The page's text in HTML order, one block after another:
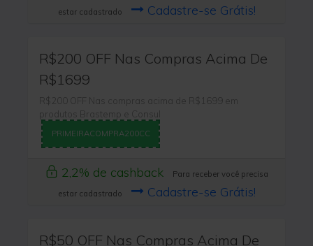
estar cadastrado
Cadastre-se Grátis!
R$200 OFF Nas Compras Acima De
R$1699
R$200 OFF Nas compras acima de R$1699 em
produtos Brastemp e Consul
PRIMEIRACOMPRA200CC
2,2% de cashback
Para receber você precisa
estar cadastrado
Cadastre-se Grátis!
R$50 OFF Nas Compras Acima De